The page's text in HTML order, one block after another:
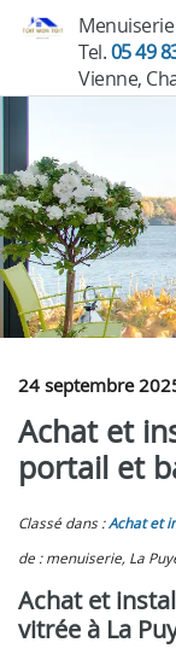
Menuiserie
Tel.05 49
Vienne,
24 septembre
Achat et
portail et
Classé dans :Achat et
de : menuiserie, La
Achat et
vitrée à La